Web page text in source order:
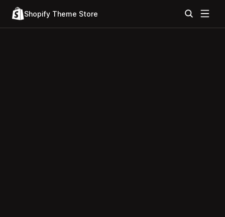
Shopify Theme Store